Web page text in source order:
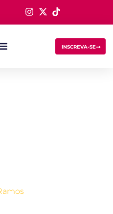
INSCREVA-SE